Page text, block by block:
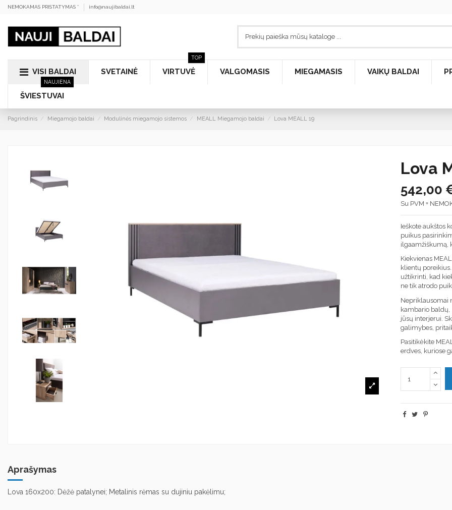
NEMOKAMAS PRISTATYMAS * info@naujibaldai.lt
VISI BALDAI SVETAINĖ VIRTUVĖ
TOP
VALGOMASIS MIEGAMASIS VAIKŲ BALDAI
ŠVIESTUVAI
NAUJIENA
Pagrindinis Miegamojo baldai Modulinės miegamojo sistemos MEALL Miegamojo baldai Lova MEALL 19
Lova
542,00
Su PVM +
Ieškote aukštos
puikus
ilgaamžiškumą,
Kiekvienas
klientų
užtikrinti, kad
ne tik atrodo
Nepriklausomai
kambario baldų,
jūsų interjerui.
galimybes,
Pasitikėkite
erdves, kuriose
Aprašymas
Lova 160x200: Dėžė patalynei; Metalinis rėmas su dujiniu pakėlimu;